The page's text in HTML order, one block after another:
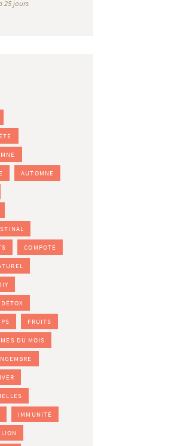
25 jours
AUTOMNE
COMPOTE
DÉTOX
FRUITS
DU MOIS
IMMUNITÉ
LION